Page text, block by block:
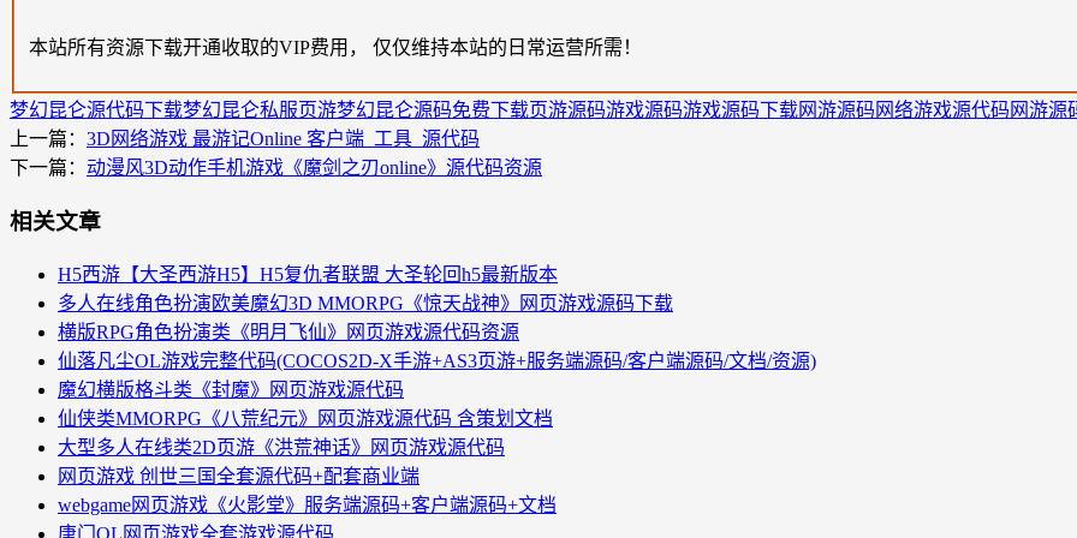
本站所有资源下载开通收取的VIP费用， 仅仅维持本站的日常运营所需！
梦幻昆仑源代码下载梦幻昆仑私服页游梦幻昆仑源码免费下载页游源码游戏源码游戏源码下载网游源码 网络游戏源代码 网游源
上一篇： 3D网络游戏 最游记Online 客户端_工具_源代码
下一篇： 动漫风3D动作手机游戏《魔剑之刃online》源代码资源
相关文章
H5西游【大圣西游H5】H5复仇者联盟 大圣轮回h5最新版本
多人在线角色扮演欧美魔幻3D MMORPG《惊天战神》网页游戏源码下载
横版RPG角色扮演类《明月飞仙》网页游戏源代码资源
仙落凡尘OL游戏完整代码(COCOS2D-X手游+AS3页游+服务端源码/客户端源码/文档/资源)
魔幻横版格斗类《封魔》网页游戏源代码
仙侠类MMORPG《八荒纪元》网页游戏源代码 含策划文档
大型多人在线类2D页游《洪荒神话》网页游戏源代码
网页游戏 创世三国全套源代码+配套商业端
webgame网页游戏《火影堂》服务端源码+客户端源码+文档
唐门OL网页游戏全套游戏源代码